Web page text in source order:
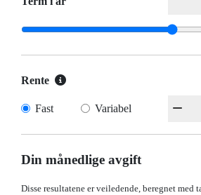
Rente
Fast Variabel
Din månedlige avgift
Disse resultatene er veiledende, beregnet med